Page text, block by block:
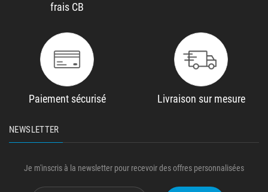
frais CB
Paiement sécurisé Livraison sur mesure
NEWSLETTER
Je m'inscris à la newsletter pour recevoir des offres personnalisées